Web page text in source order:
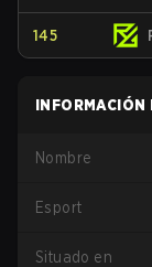
145
INFORMACIÓN
Nombre
Esport
Situado en